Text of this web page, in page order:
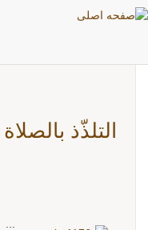
التلذّذ
...